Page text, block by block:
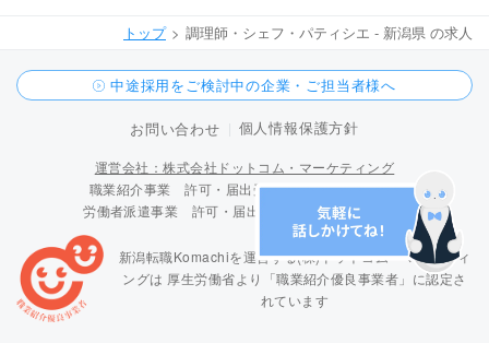
トップ 調理師・シェフ・パティシエ - 新潟県 の求人
中途採用をご検討中の企業・ご担当者様へ
お問い合わせ 個人情報保護方針
運営会社：株式会社ドットコム・マーケティング
職業紹介事業 許可・届出受理番号 15-ユ-300096
労働者派遣事業 許可・届出受理番号 派 15-300424
新潟転職Komachiを運営する(株)ドットコム・マーケティ
ングは 厚生労働省より「職業紹介優良事業者」に認定さ
れています